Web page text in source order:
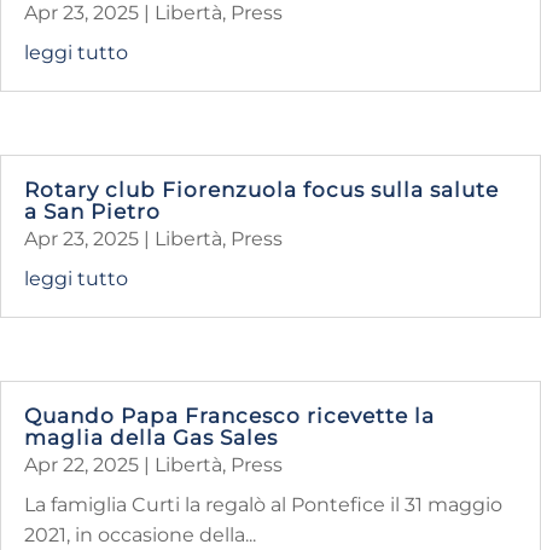
Apr 23, 2025 Libertà, Press
leggi tutto
Rotary club Fiorenzuola focus sulla salute
a San Pietro
Apr 23, 2025 | Libertà, Press
leggi tutto
Quando Papa Francesco ricevette la
maglia della Gas Sales
Apr 22, 2025 | Libertà, Press
La famiglia Curti la regalò al Pontefice il 31 maggio
2021, in occasione della...